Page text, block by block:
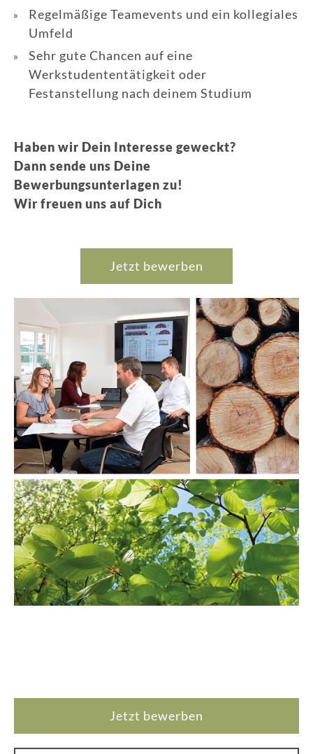
Regelmäßige Teamevents und ein kollegiales
Umfeld
Sehr gute Chancen auf eine
Werkstudententätigkeit oder
Festanstellung nach deinem Studium
Haben wir Dein Interesse geweckt?
Dann sende uns Deine
Bewerbungsunterlagen zu!
Wir freuen uns auf Dich
Jetzt bewerben
Jetzt bewerben